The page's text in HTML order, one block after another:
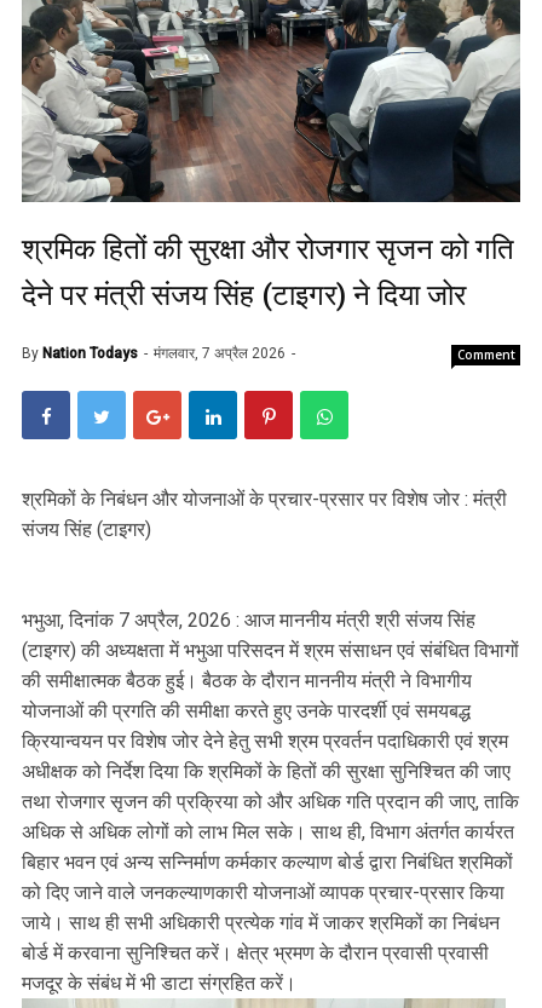
श्रमिक हितों की सुरक्षा और रोजगार सृजन को गति
देने पर मंत्री संजय सिंह (टाइगर) ने दिया जोर
By Nation Todays मंगलवार, 7 अप्रैल 2026 Comment
श्रमिकों के निबंधन और योजनाओं के प्रचार-प्रसार पर विशेष जोर : मंत्री
संजय सिंह (टाइगर)
भभुआ, दिनांक 7 अप्रैल, 2026 : आज माननीय मंत्री श्री संजय सिंह
(टाइगर) की अध्यक्षता में भभुआ परिसदन में श्रम संसाधन एवं संबंधित विभागों
की समीक्षात्मक बैठक हुई। बैठक के दौरान माननीय मंत्री ने विभागीय
योजनाओं की प्रगति की समीक्षा करते हुए उनके पारदर्शी एवं समयबद्ध
क्रियान्वयन पर विशेष जोर देने हेतु सभी श्रम प्रवर्तन पदाधिकारी एवं श्रम
अधीक्षक को निर्देश दिया कि श्रमिकों के हितों की सुरक्षा सुनिश्चित की जाए
तथा रोजगार सृजन की प्रक्रिया को और अधिक गति प्रदान की जाए, ताकि
अधिक से अधिक लोगों को लाभ मिल सके। साथ ही, विभाग अंतर्गत कार्यरत
बिहार भवन एवं अन्य सन्निर्माण कर्मकार कल्याण बोर्ड द्वारा निबंधित श्रमिकों
को दिए जाने वाले जनकल्याणकारी योजनाओं व्यापक प्रचार-प्रसार किया
जाये। साथ ही सभी अधिकारी प्रत्येक गांव में जाकर श्रमिकों का निबंधन
बोर्ड में करवाना सुनिश्चित करें। क्षेत्र भ्रमण के दौरान प्रवासी प्रवासी
मजदूर के संबंध में भी डाटा संग्रहित करें।